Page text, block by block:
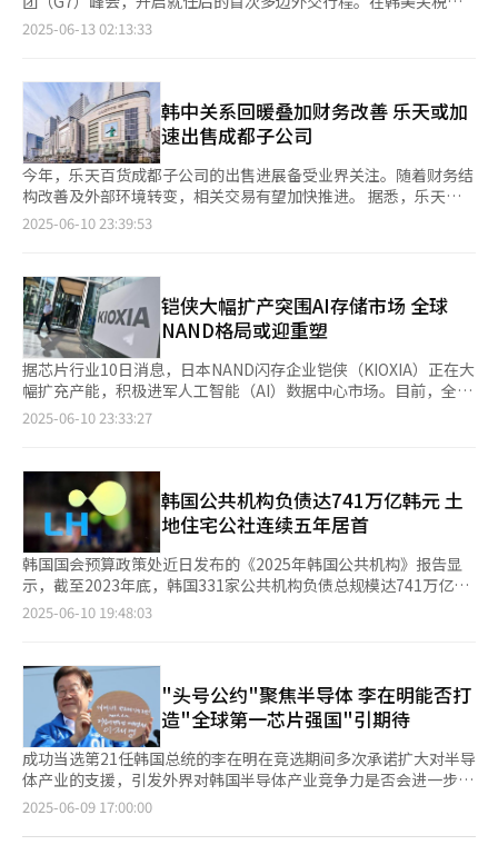
旅游区内相关企业也已完成计提损失，现代峨山于2020年完成金
刚山业务减值处理，阿南提于2022年对504亿韩元有形资产进行减
家曾入驻园区的中小企业负责人称，无法确认留在园区内的设施状
况，目前难以讨论重启事宜。听说朝方将机械设备转移至其他地
方，但无法证实，从现实层面上不会考虑复工。 但企业无法否认
低廉的人工成本，以及语言相通等优势仍具有吸引力。Jestina会
长金基文（音）称，朝鲜工人诚实可靠手艺精湛，沟通无障碍优势
大于劣势，若开城工业园重启有意重新入驻。 一位不愿透露姓名
的企业负责人强调，若开城工业园重启需要对设施进行翻新，已计
提损失费用可回转，但目前时机尚早仍需观望。 朝鲜大学院大学
服努力。
消费触点。通过引入涵盖Matin Kim、Depound等热门品牌的精
选店 HAGO HAUS，瞄准年轻消费群体；同时引入WHO.A.U、BBC
免税店相关负责人表示，随着韩中关系回暖，市场对中国团体游客
重返的期待日益升高。若中国团体游客免签等相关政策顺利落实，
预计不仅旅游市场将受益，整个免税行业也有望迎来新的转机。
乐天免税店则自今年初起全面停止与代购渠道的合作，转向以团体
游客为核心，强化自身经营体质。为提升中国游客消费便利性，乐
天免税店积极拓展与支付宝、微信支付等主流支付平台的合作，明
洞总店也通过重新装修高端品牌宝诗龙（Boucheron）旗舰店，
力争吸引更多高端客户。 乐天免税店相关负责人表示：“自年初
半年外部环境持续改善，预期效果将进一步显现。公司还计划加大
国内旅游内容的开发力度，依托中国旅行社等多元渠道，持续扩大
免税店客流。” 在扩大游客来源的同时，免税行业也同步推进收
益率提升。乐天免税店将上半年业绩回升归因于代购销售比重的降
低，并着手整顿盈利能力不足的海外门店。继今年2月关闭新西兰
惠灵顿国际机场店后，6月还将结束越南岘港市区店和澳大利亚达
尔文机场店的运营。 现代百货免税店则通过关闭东大门市内免税
店、缩减贸易中心部分楼层以及推行员工自愿离职方案，推动经营
好，但受中国经济放缓等不确定因素影响，免税行业今年实现业绩
大幅反弹仍面临一定挑战。不过，从中长期来看，随着游客规模逐
步回升，收入恢复趋势依旧可期。
判、日本第七矿区争议、中韩海上建筑问题等一系列外交悬案交织
点是与美国总统特朗普的首次会晤。尤其是在当前韩美之间“相互
关税”豁免即将到期的敏感时刻，正式双边会谈能否顺利举行备受
瞩目。 目前美国对韩国征收10%的基本关税，额外15%的差别关
税暂时豁免至7月8日，依旧处于悬而未决的状态。在今年4月的韩
美财政与通商“2+2”部长级会谈中，双方决定在7月前就贸易不
平衡、非关税壁垒、造船业合作等议题达成初步协议，但具体谈判
尚在进行中。 李在明就任总统前，韩国总统一职长期处于“空窗
期”，难以推进突破性的外交进程。此次G7峰会为李在明提供一
易”铺平道路。 ◆对日：第七矿区须坦率沟通 峰会期间，李在明
与日本首相石破茂的首次韩日首脑会谈也有望进行，重点议题可能
聚焦第七矿区。该区域位于韩日专属经济区重叠水域，自1974年
签署《韩日大陆架共同开发协定》以来一直尚未进行实质开发，但
始终维持法律合作框架。 根据协议，韩日任何一方自今年6月22日
起可以通报三年后终止协定。一旦通报提出，协议就即将在2027
年失效，届时日本可能单方面在争议海域推进资源开发。对此，韩
国外交部门担忧地区紧张局势加剧，正在保持高度警惕。 第七矿
明与石破茂就此坦率沟通，则有望为韩日海洋权益争端建立缓冲机
制，并为未来双边关系奠定更加稳固的外交基础。 ◆对华：海域
争议勿激化矛盾 中国不是G7成员，但中韩之间的海上建筑争议也
成为李在明政府外交考验的重要一环。中国近年来在黄海暂定措施
水域（PMZ）设置大型海上建筑，最近在部分PMZ海域划设禁区，
并在附近公海增设3个海洋观测浮标。 一系列举动加剧韩国国内的
反华情绪，但考虑到10月即将在韩国庆州举行的亚太经济合作组织
（APEC）峰会可能迎来中国国家主席习近平出席，韩国在处理对
平衡点。一名韩国政府官员指出，外界对李在明政府是否会固
守“亲中反美反日”的传统框架抱有疑虑，现在正是打破这一刻板
印象，展现务实主义外交能力的关键时刻。 ◆G7峰会：“务实外
交”之首场大考 本次G7峰会不仅是李在明首次登上国际多边外交
舞台，还可能成为“务实外交”理念落地的首个战场。随着特朗普
新政府的上台，中美之间的对抗形势愈发激烈，李在明在G7这一
西方国家主导的国际平台上会如何展现对华政策立场，备受关注。
2025-06-13 02:13:33
韩中关系回暖叠加财务改善 乐天或加
速出售成都子公司
今年，乐天百货成都子公司的出售进展备受业界关注。随着财务结
构改善及外部环境转变，相关交易有望加快推进。 据悉，乐天百
货于去年实施总额达4354亿韩元（约合人民币23亿元）的有偿增
持续升温，也为交易增添了更多可能性。 业界普遍认为，随着李
在明政府上台，韩中关系有望迎来修复契机，外交环境的改善也被
视为有助于推动成都法人的出售进程。 据相关业界10日消息，乐
天百货自2022年起持续推进成都乐天地产有限公司的出售工作。
该公司成立于2009年，乐天百货目前持有其77.6%股份，为最大
股东。 成都乐天地产早期曾开展公寓预售及商业设施开发等业
务。然而，2016年因韩国部署“萨德”反导系统，企业在华经营
环境趋于严峻，项目运营受到影响。此后又遭遇新冠疫情重创，开
天地产纳入撤资计划。 然而，受限于成都乐天地产财务状况恶化
以及中国房地产市场低迷，出售工作进展缓慢，三年来始终未能落
实买家。为扭转局面，乐天百货于去年7月实施有偿增资，用于偿
还债务并增强资本实力，该举措已在2025年第一季度财报中初见
成效。 财报显示，成都乐天地产今年第一季度资产结构显著改
善，去年同期因资本侵蚀出现的2971亿韩元亏空已完全修复，净
资产回升至2027亿韩元；同期净亏损由94亿韩元降至42亿韩元，
降幅超过五成；负债总额亦从4924亿韩元大幅缩减至约2000万韩
经济刺激政策，成都乐天地产的出售工作有望进入实质性推进阶
段。 中国国家统计局数据显示，今年4月中国零售销售同比增长
5.1%，工业生产同比增长6.1%。国家统计局表示，尽管面临外部
挑战，中国主要经济指标依旧稳步增长，政府将继续坚持高质量发
展方针，扩大内需、稳定就业，巩固经济复苏势头。 另一方面，
李在明政府提出“以国家利益为中心的实用外交”政策，韩中关系
改善预期持续升温。李在明曾在竞选期间表示，中国不仅是韩国的
重要贸易伙伴，也是朝鲜半岛安全格局中的关键国家，并承诺将努
2025-06-10 23:39:53
铠侠大幅扩产突围AI存储市场 全球
NAND格局或迎重塑
据芯片行业10日消息，日本NAND闪存企业铠侠（KIOXIA）正在大
幅扩充产能，积极进军人工智能（AI）数据中心市场。目前，全球
NAND市场由三星电子和SK海力士主导，但随着竞争加剧，领先企
略，计划截至2029年把主要NAND生产工厂的产能在去年基础上提
升一倍以上。公司还计划在明年3月前提高先进第八代NAND生产
比例，以此实现先进产品营收超过传统通用NAND产品的目标。 值
得注意的是，铠侠还在正式推进下一代NAND产品存储级内存
（SCM）的生产。该产品结合NAND与DRAM的优势，具备更快的
读写速度与更大的存储容量，是下一代存储技术的核心。 为实现
上述目标，铠侠计划利用每年最多20%的营收进行设备投资。目
前，公司在日本四日市和北上地区分别运营NAND生产工厂。借助
数据中心的新一代产品。 随着全球NAND市场竞争日趋激烈，业界
分析指出，后发企业的积极投资可能打破三星与SK海力士主导的
市场格局。数据显示，NAND市场排名第一的三星电子市场份额已
从去年第四季度的33.9%降至今年第一季度的31.9%，包括旗下
Solidigm在内的SK海力士份额也从20.5%降至16.6%。 相比之
下，排名第三的美光（Micron）市场份额从13.8%升至15.4%。铠
侠份额则为14.6%，与第二至第四名之间的差距不大。SK海力士与
美光的份额差距仅为1.2个百分点，三星电子的份额也持续下滑，
形势不容乐观。 另外，美国闪迪（SanDisk）市场份额为12.9%，
2025-06-10 23:33:27
韩国公共机构负债达741万亿韩元 土
地住宅公社连续五年居首
韩国国会预算政策处近日发布的《2025年韩国公共机构》报告显
示，截至2023年底，韩国331家公共机构负债总规模达741万亿韩
元（约合人民币3.9万亿元），同比增加32万亿韩元。 在107家非
因是承担了政府主导的大规模公共住房项目。 业界预计，随着新
建住宅用地开发及公租房项目持续推进，其债务规模预计将进一步
扩大。对此，LH方面回应称，负债增加主要源于土地征收过程中
的补偿费用支出，待新城开发完成并回收成本后，负债比例将会下
降，不会对财务稳健性造成实质性影响。 从其他公共企业负债规
模来看，韩国电力公社以118.6569万亿韩元排名第二，其后依次
为韩国天然气公社（46.2942万亿韩元）、韩国道路公社
（37.3819万亿韩元）和国家铁路公团（20.9860万亿韩元）。韩
国电力公社因国际能源价格上涨导致采购成本上升，而加重负债负
2025-06-10 19:48:03
"头号公约"聚焦半导体 李在明能否打
造"全球第一芯片强国"引期待
成功当选第21任韩国总统的李在明在竞选期间多次承诺扩大对半导
体产业的支援，引发外界对韩国半导体产业竞争力是否会进一步增
强的高度关注。 李在明4月28日成为共同民主党总统候选人后，公
体发文表示：“全球经济霸权的关键在于掌控半导体，保护半导体
2025-06-09 17:00:00
页